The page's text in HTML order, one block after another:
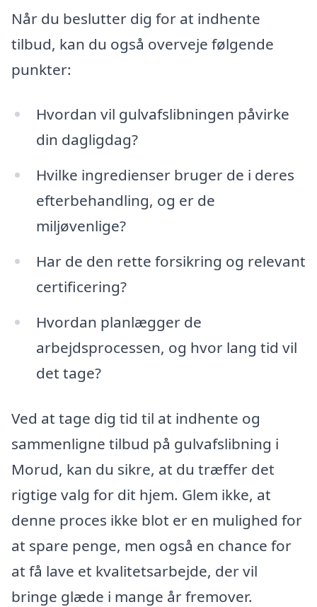
Når du beslutter dig for at indhente
tilbud, kan du også overveje følgende
punkter:
Hvordan vil gulvafslibningen påvirke
din dagligdag?
Hvilke ingredienser bruger de i deres
efterbehandling, og er de
miljøvenlige?
Har de den rette forsikring og relevant
certificering?
Hvordan planlægger de
arbejdsprocessen, og hvor lang tid vil
det tage?
Ved at tage dig tid til at indhente og
sammenligne tilbud på gulvafslibning i
Morud, kan du sikre, at du træffer det
rigtige valg for dit hjem. Glem ikke, at
denne proces ikke blot er en mulighed for
at spare penge, men også en chance for
at få lave et kvalitetsarbejde, der vil
bringe glæde i mange år fremover.